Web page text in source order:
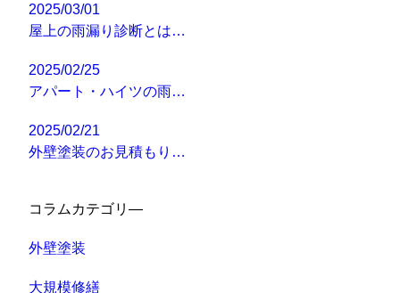
2025/03/01
屋上の雨漏り診断とは…
2025/02/25
アパート・ハイツの雨…
2025/02/21
外壁塗装のお見積もり…
コラムカテゴリ―
外壁塗装
大規模修繕